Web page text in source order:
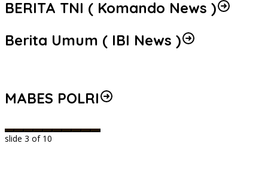
BERITA TNI ( Komando News )
Berita Umum ( IBI News )
MABES POLRI
slide 3 of 10